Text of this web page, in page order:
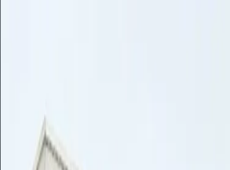
Intranet